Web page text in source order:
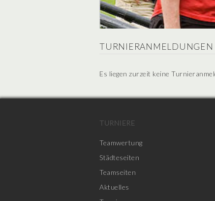
TURNIERANMELDUNGEN
Es liegen zurzeit keine
TURNIERE
Teamwertung
Städteseiten
Teamseiten
Aktuelles